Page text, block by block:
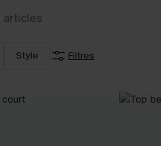
articles
Style Filtres